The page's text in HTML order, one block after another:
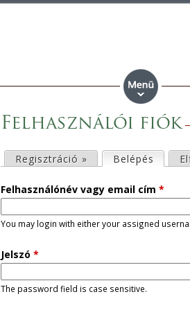
Felhasználói fiók
l
s
ő
d
Regisztráció » Belépés (aktív
Felhasználónév vagy email cím *
You may login with either your assigned
Jelszó *
The password field is case sensitive.